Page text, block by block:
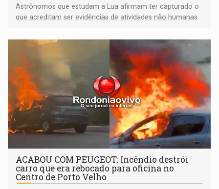
Astrônomos que estudam a Lua afirmam ter capturado o
que acreditam ser evidências de atividades não humanas
órbita
ACABOU COM PEUGEOT: Incêndio destrói
carro que era rebocado para oficina no
Centro de Porto Velho